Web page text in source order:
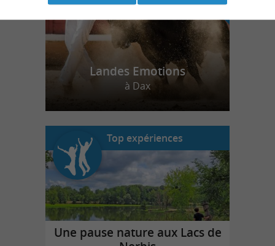
Landes Emotions
à Dax
Top expériences
Une pause nature aux Lacs de